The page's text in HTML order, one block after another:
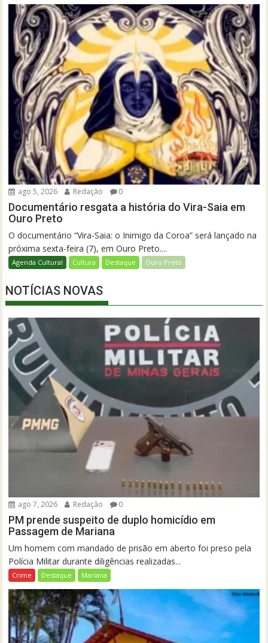
ago 5, 2026 Redação 0
Documentário resgata a história do Vira-Saia em
Ouro Preto
O documentário “Vira-Saia: o Inimigo da Coroa” será lançado na
próxima sexta-feira (7), em Ouro Preto....
Agenda Cultural Cultura Destaque Ouro Preto
NOTÍCIAS NOVAS
ago 7, 2026 Redação 0
PM prende suspeito de duplo homicídio em
Passagem de Mariana
Um homem com mandado de prisão em aberto foi preso pela
Polícia Militar durante diligências realizadas...
Crime Destaque Mariana